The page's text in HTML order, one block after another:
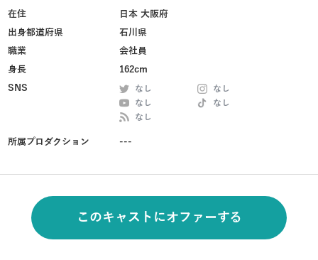
在住
日本 大阪府
出身都道府県
石川県
職業
会社員
身長
162cm
SNS
なし
なし
なし
なし
なし
所属プロダクション ---
このキャストにオファーする